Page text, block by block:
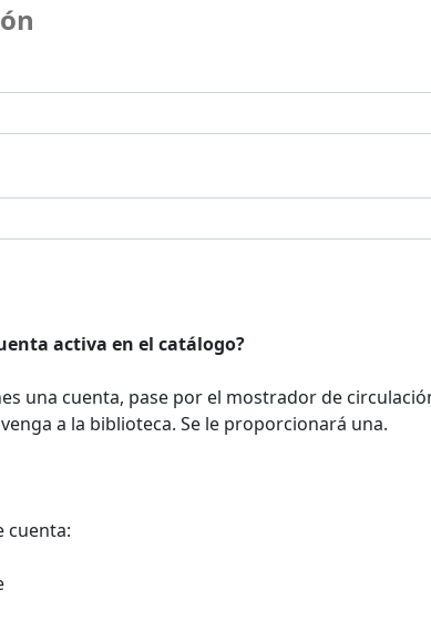
activa en el catálogo?
una cuenta, pase por el mostrador de
a la biblioteca. Se le proporcionará una.
cuenta: